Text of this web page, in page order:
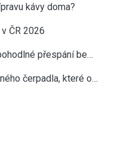
kávy doma?
ČR 2026
přespání be…
čerpadla, které o…